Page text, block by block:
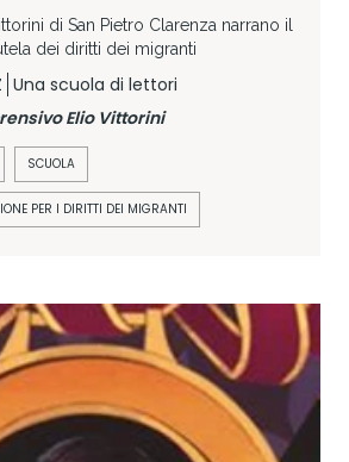
di San Pietro Clarenza narrano il
dei diritti dei migranti
Una scuola di lettori
Elio Vittorini
SCUOLA
PER I DIRITTI DEI MIGRANTI